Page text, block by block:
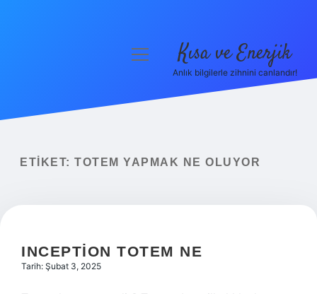
Yasal Uyarı
menüyü
Kısa ve Enerjik
Anlık bilgilerle zihnini canlandır!
ETIKET: TOTEM YAPMAK NE OLUYOR
INCEPTION TOTEM NE
Tarih: Şubat 3, 2025